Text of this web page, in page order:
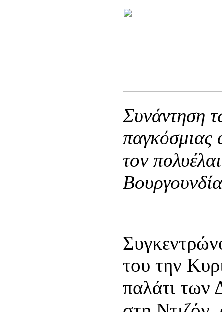
Συνάντηση
παγκόσμιας
τον
του την
παλάτι των